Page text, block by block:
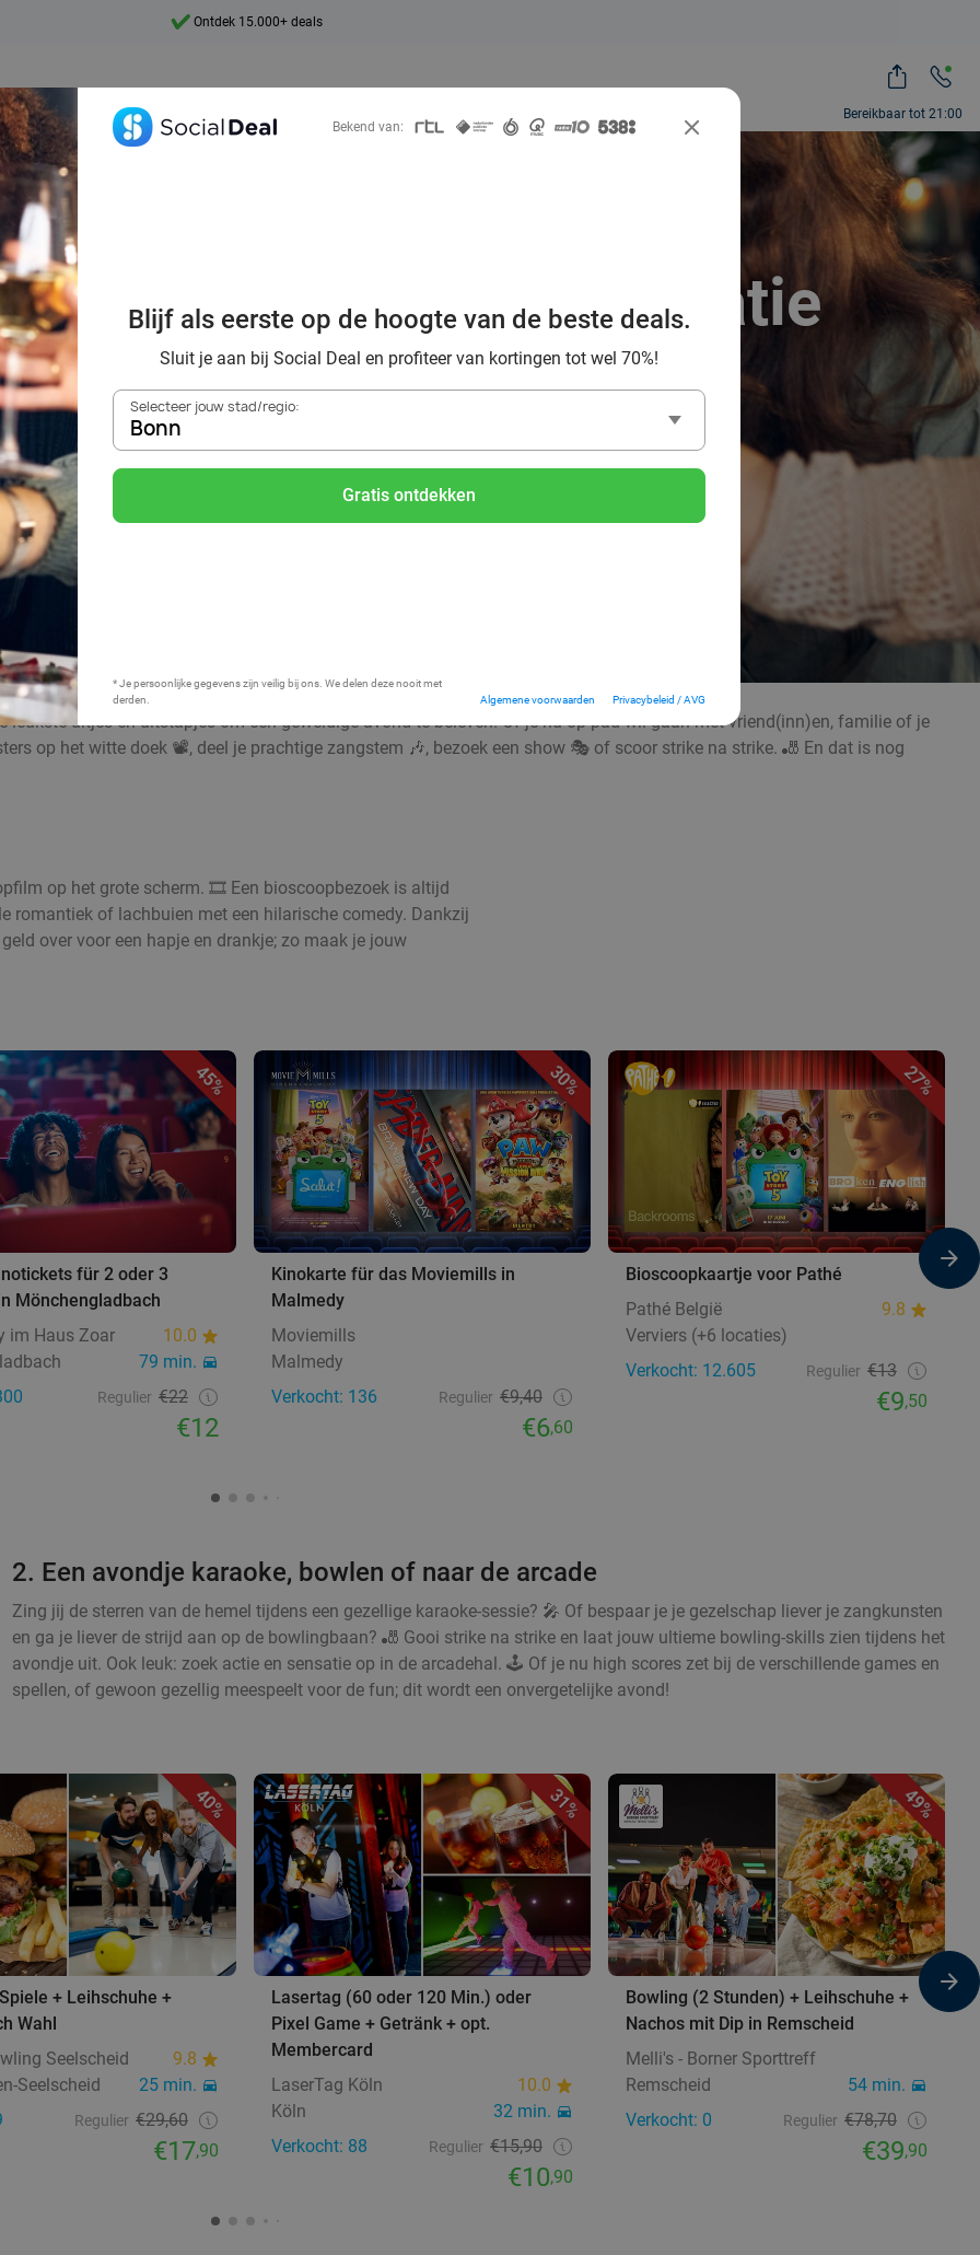
Bereikbaar tot 21:00
Ontdek 15.000+ deals
regio Bonn? 6x inspiratie
een topavond
Bonn
Bekend van:
Blijf als eerste op de hoogte van de beste deals.
Sluit je aan bij Social Deal en profiteer van kortingen tot wel 70%!
Selecteer jouw stad/regio:
Bonn
Gratis ontdekken
* Je persoonlijke gegevens zijn veilig bij ons. We delen deze nooit met
derden.
Algemene voorwaarden Privacybeleid / AVG
uitjes en uitstapjes om een geweldige avond te beleven! Of je nu op pad wil gaan met vriend(inn)en, familie of je
op het witte doek 📽️, deel je prachtige zangstem 🎶, bezoek een show 🎭 of scoor strike na strike. 🎳 En dat is nog
op het grote scherm. 🎞️ Een bioscoopbezoek is altijd
romantiek of lachbuien met een hilarische comedy. Dankzij
over voor een hapje en drankje; zo maak je jouw
45%
für 2 oder 3
Mönchengladbach
im Haus Zoar
10.0
79 min.
Regulier €22
€12
30%
Kinokarte für das Moviemills in
Malmedy
Moviemills
Malmedy
Verkocht: 136
Regulier €9,40
€6,60
27%
Bioscoopkaartje voor Pathé
Pathé België
9.8
Verviers (+6 locaties)
Verkocht: 12.605
Regulier €13
€9,50
2. Een avondje karaoke, bowlen of naar de arcade
Zing jij de sterren van de hemel tijdens een gezellige karaoke-sessie? 🎤 Of bespaar je je gezelschap liever je zangkunsten
en ga je liever de strijd aan op de bowlingbaan? 🎳 Gooi strike na strike en laat jouw ultieme bowling-skills zien tijdens het
avondje uit. Ook leuk: zoek actie en sensatie op in de arcadehal. 🕹️ Of je nu high scores zet bij de verschillende games en
spellen, of gewoon gezellig meespeelt voor de fun; dit wordt een onvergetelijke avond!
40%
+ Leihschuhe +
Wahl
Seelscheid
9.8
Seelscheid
25 min.
Regulier €29,60
€17,90
31%
Lasertag (60 oder 120 Min.) oder
Pixel Game + Getränk + opt.
Membercard
LaserTag Köln
10.0
Köln
32 min.
Verkocht: 88
Regulier €15,90
€10,90
49%
Bowling (2 Stunden) + Leihschuhe +
Nachos mit Dip in Remscheid
Melli's - Borner Sporttreff
Remscheid
54 min.
Verkocht: 0
Regulier €78,70
€39,90